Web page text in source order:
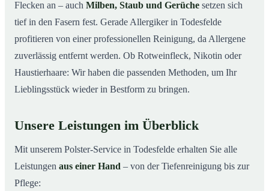
09So läuft eine professionelle Polsterreinigung in
Todesfelde ab
Flecken an – auch Milben, Staub und Gerüche setzen sich
tief in den Fasern fest. Gerade Allergiker in Todesfelde
profitieren von einer professionellen Reinigung, da Allergene
zuverlässig entfernt werden. Ob Rotweinfleck, Nikotin oder
Haustierhaare: Wir haben die passenden Methoden, um Ihr
Lieblingsstück wieder in Bestform zu bringen.
Unsere Leistungen im Überblick
Mit unserem Polster-Service in Todesfelde erhalten Sie alle
Leistungen aus einer Hand – von der Tiefenreinigung bis zur
Pflege: